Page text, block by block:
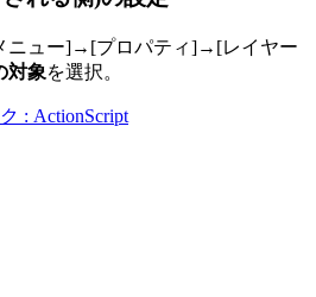
ニュー]→[プロパティ]→[レイヤー
対象を選択。
: ActionScript